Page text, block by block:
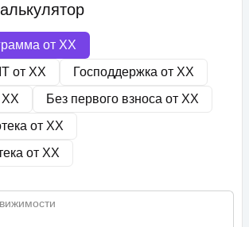
от XX
от XX Господдержка от XX
XX Без первого взноса от XX
от XX
от XX